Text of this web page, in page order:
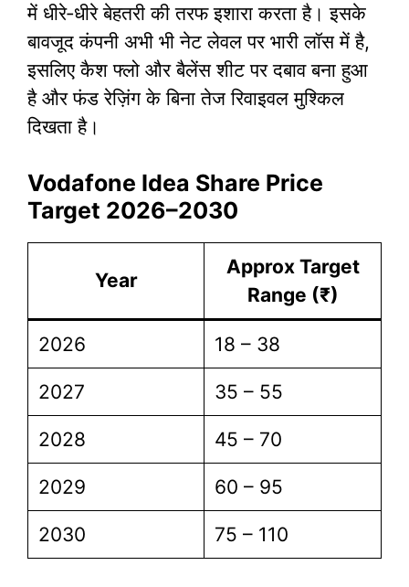
में धीरे‑धीरे बेहतरी की तरफ इशारा करता है। इसके
बावजूद कंपनी अभी भी नेट लेवल पर भारी लॉस में है,
इसलिए कैश फ्लो और बैलेंस शीट पर दबाव बना हुआ
है और फंड रेज़िंग के बिना तेज रिवाइवल मुश्किल
दिखता है।
Vodafone Idea Share Price
Target 2026–2030
Year
Approx Target
Range (₹)
2026 18 – 38
2027 35 – 55
2028 45 – 70
2029 60 – 95
2030 75 – 110